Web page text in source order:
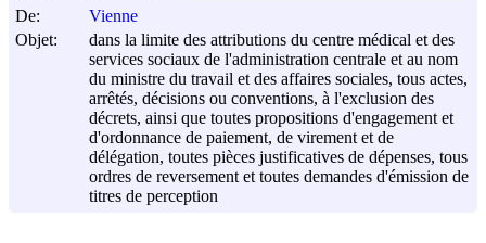
De:
Vienne
Objet:
dans la limite des attributions du centre médical et des
services sociaux de l'administration centrale et au nom
du ministre du travail et des affaires sociales, tous actes,
arrêtés, décisions ou conventions, à l'exclusion des
décrets, ainsi que toutes propositions d'engagement et
d'ordonnance de paiement, de virement et de
délégation, toutes pièces justificatives de dépenses, tous
ordres de reversement et toutes demandes d'émission de
titres de perception